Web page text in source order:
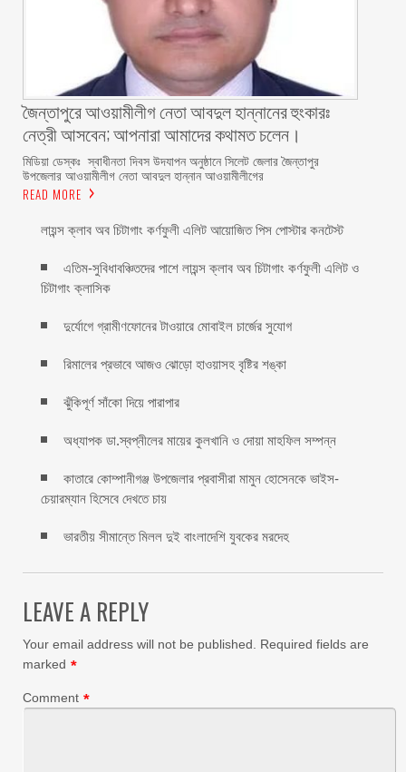
জৈন্তাপুরে আওয়ামীলীগ নেতা আবদুল হান্নানের হুংকারঃ
নেত্রী আসবেন; আপনারা আমাদের কথামত চলেন।
মিডিয়া ডেস্কঃ স্বাধীনতা দিবস উদযাপন অনুষ্ঠানে সিলেট জেলার জৈন্তাপুর
উপজেলার আওয়ামীলীগ নেতা আবদুল হান্নান আওয়ামীলীগের
READ MORE
লায়ন্স ক্লাব অব চিটাগাং কর্ণফুলী এলিট আয়োজিত পিস পোস্টার কনটেস্ট
এতিম-সুবিধাবঞ্চিতদের পাশে লায়ন্স ক্লাব অব চিটাগাং কর্ণফুলী এলিট ও
চিটাগাং ক্লাসিক
দুর্যোগে গ্রামীণফোনের টাওয়ারে মোবাইল চার্জের সুযোগ
রিমালের প্রভাবে আজও ঝোড়ো হাওয়াসহ বৃষ্টির শঙ্কা
ঝুঁকিপূর্ণ সাঁকো দিয়ে পারাপার
অধ্যাপক ডা.স্বপ্নীলের মায়ের কুলখানি ও দোয়া মাহফিল সম্পন্ন
কাতারে কোম্পানীগঞ্জ উপজেলার প্রবাসীরা মামুন হোসেনকে ভাইস-
চেয়ারম্যান হিসেবে দেখতে চায়
ভারতীয় সীমান্তে মিলল দুই বাংলাদেশি যুবকের মরদেহ
LEAVE A REPLY
Your email address will not be published.
Required fields are
marked *
Comment *